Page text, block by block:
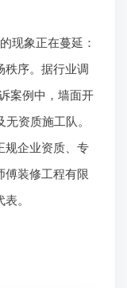
现象正在蔓延：
秩序。据行业调
案例中，墙面开
资质施工队。
规企业资质、专
傅装修工程有限
。